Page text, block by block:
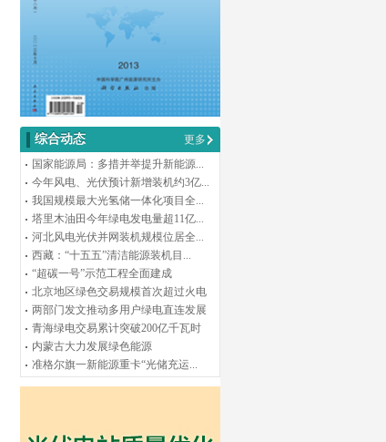
综合动态
更多
国家能源局：多措并举提升新能源...
今年风电、光伏预计新增装机约3亿...
我国规模最大光氢储一体化项目全...
塔里木油田今年绿电发电量超11亿...
河北风电光伏并网装机规模位居全...
西藏：“十五五”清洁能源装机目...
“超碳一号”示范工程全面建成
北京地区绿色交易规模首次超过火电
两部门发文推动多用户绿电直连发展
青海绿电交易累计突破200亿千瓦时
内蒙古大力发展绿色能源
准格尔旗一新能源重卡“光储充运...